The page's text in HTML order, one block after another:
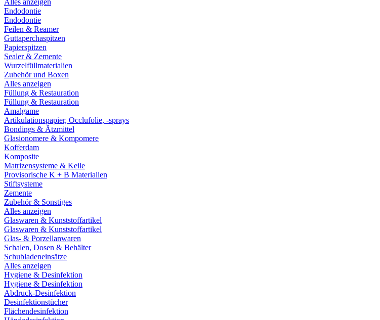
Alles anzeigen
Endodontie
Endodontie
Feilen & Reamer
Guttaperchaspitzen
Papierspitzen
Sealer & Zemente
Wurzelfüllmaterialien
Zubehör und Boxen
Alles anzeigen
Füllung & Restauration
Füllung & Restauration
Amalgame
Artikulationspapier, Occlufolie, -sprays
Bondings & Ätzmittel
Glasionomere & Kompomere
Kofferdam
Komposite
Matrizensysteme & Keile
Provisorische K + B Materialien
Stiftsysteme
Zemente
Zubehör & Sonstiges
Alles anzeigen
Glaswaren & Kunststoffartikel
Glaswaren & Kunststoffartikel
Glas- & Porzellanwaren
Schalen, Dosen & Behälter
Schubladeneinsätze
Alles anzeigen
Hygiene & Desinfektion
Hygiene & Desinfektion
Abdruck-Desinfektion
Desinfektionstücher
Flächendesinfektion